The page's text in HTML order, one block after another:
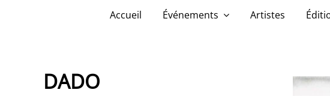
Accueil Événements Artistes
DADO